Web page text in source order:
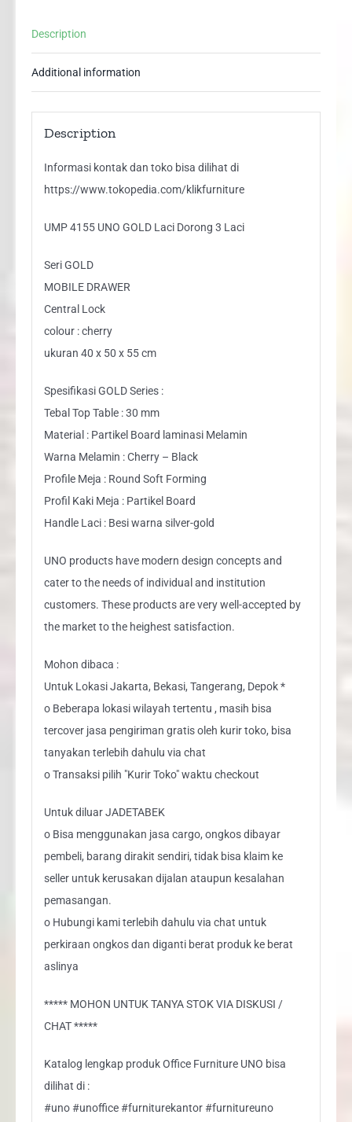
quantity
Description
Additional information
Description
Informasi kontak dan toko bisa dilihat di
https://www.tokopedia.com/klikfurniture
UMP 4155 UNO GOLD Laci Dorong 3 Laci
Seri GOLD
MOBILE DRAWER
Central Lock
colour : cherry
ukuran 40 x 50 x 55 cm
Spesifikasi GOLD Series :
Tebal Top Table : 30 mm
Material : Partikel Board laminasi Melamin
Warna Melamin : Cherry – Black
Profile Meja : Round Soft Forming
Profil Kaki Meja : Partikel Board
Handle Laci : Besi warna silver-gold
UNO products have modern design concepts and
cater to the needs of individual and institution
customers. These products are very well-accepted by
the market to the heighest satisfaction.
Mohon dibaca :
Untuk Lokasi Jakarta, Bekasi, Tangerang, Depok *
o Beberapa lokasi wilayah tertentu , masih bisa
tercover jasa pengiriman gratis oleh kurir toko, bisa
tanyakan terlebih dahulu via chat
o Transaksi pilih "Kurir Toko" waktu checkout
Untuk diluar JADETABEK
o Bisa menggunakan jasa cargo, ongkos dibayar
pembeli, barang dirakit sendiri, tidak bisa klaim ke
seller untuk kerusakan dijalan ataupun kesalahan
pemasangan.
o Hubungi kami terlebih dahulu via chat untuk
perkiraan ongkos dan diganti berat produk ke berat
aslinya
***** MOHON UNTUK TANYA STOK VIA DISKUSI /
CHAT *****
Katalog lengkap produk Office Furniture UNO bisa
dilihat di :
#uno #unoffice #furniturekantor #furnitureuno